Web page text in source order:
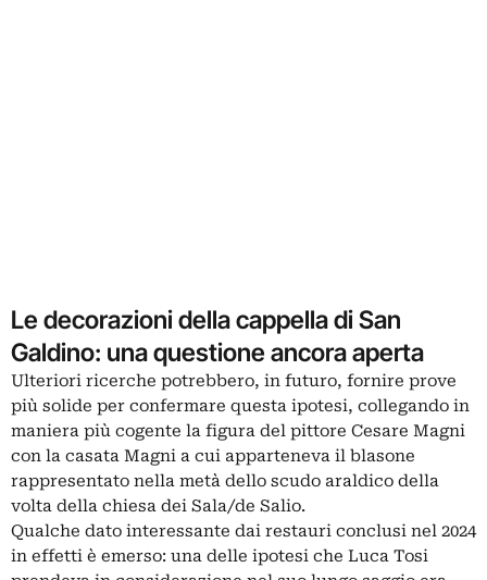
Le decorazioni della cappella di San
Galdino: una questione ancora aperta
Ulteriori ricerche potrebbero, in futuro, fornire prove
più solide per confermare questa ipotesi, collegando in
maniera più cogente la figura del pittore Cesare Magni
con la casata Magni a cui apparteneva il blasone
rappresentato nella metà dello scudo araldico della
volta della chiesa dei Sala/de Salio.
Qualche dato interessante dai restauri conclusi nel 2024
in effetti è emerso: una delle ipotesi che Luca Tosi